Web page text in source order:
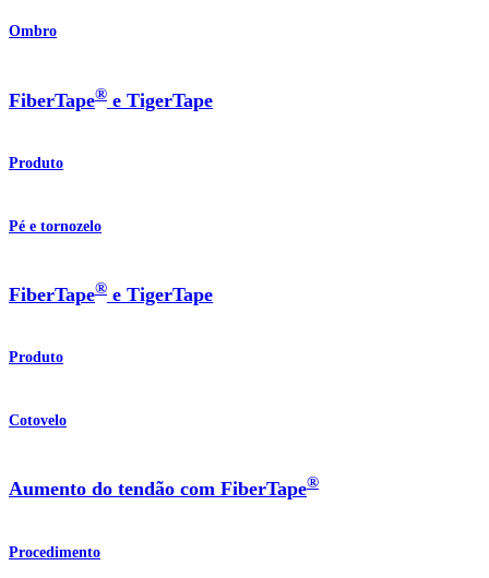
Ombro
FiberTape® e TigerTape
Produto
Pé e tornozelo
FiberTape® e TigerTape
Produto
Cotovelo
Aumento do tendão com FiberTape®
Procedimento